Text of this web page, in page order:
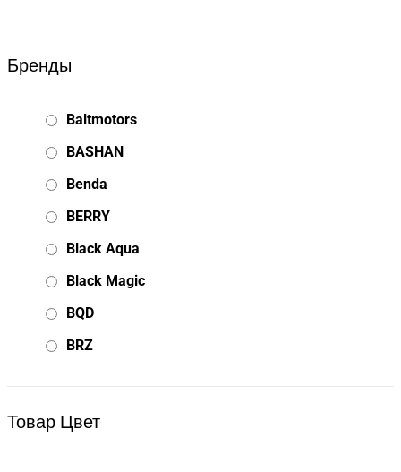
Бренды
Baltmotors
BASHAN
Benda
BERRY
Black Aqua
Black Magic
BQD
BRZ
Товар Цвет